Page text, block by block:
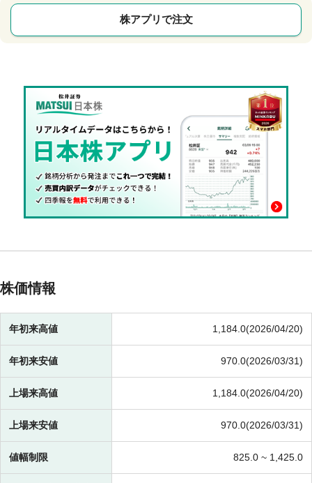
株アプリで注文
株価情報
年初来高値 1,184.0(2026/04/20)
年初来安値 970.0(2026/03/31)
上場来高値 1,184.0(2026/04/20)
上場来安値 970.0(2026/03/31)
値幅制限 825.0 ~ 1,425.0